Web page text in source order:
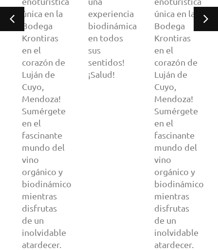
única en la
Bodega
Krontiras
en el
corazón de
Luján de
Cuyo,
Mendoza!
Sumérgete
en el
fascinante
mundo del
vino
orgánico y
biodinámico
mientras
disfrutas
de un
inolvidable
atardecer.
experiencia
biodinámica
en todos
sus
sentidos!
¡Salud!
única en la
Bodega
Krontiras
en el
corazón de
Luján de
Cuyo,
Mendoza!
Sumérgete
en el
fascinante
mundo del
vino
orgánico y
biodinámico
mientras
disfrutas
de un
inolvidable
atardecer.